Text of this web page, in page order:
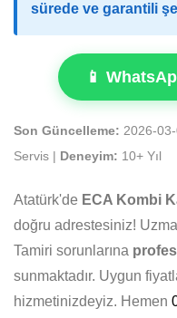
sürede ve garantili
📱
Son Güncelleme: 2026-03-
Servis |
Deneyim: 10+ Yıl
Atatürk'de ECA Kombi
doğru adrestesiniz!
Tamiri sorunlarına
sunmaktadır. Uygun
hizmetinizdeyiz. Hemen